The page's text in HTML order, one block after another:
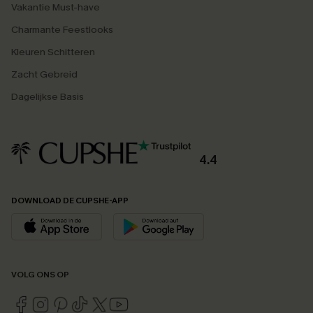
Vakantie Must-have
Charmante Feestlooks
Kleuren Schitteren
Zacht Gebreid
Dagelijkse Basis
4.4
DOWNLOAD DE CUPSHE-APP
VOLG ONS OP